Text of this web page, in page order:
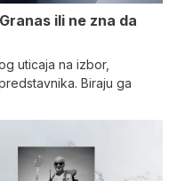
ili ne zna da
uticaja na izbor,
Biraju ga